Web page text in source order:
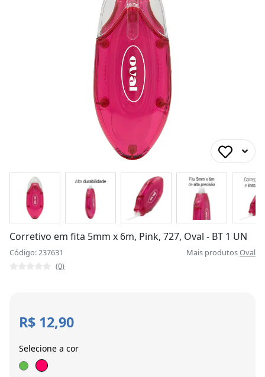
Corretivo em fita 5mm x 6m, Pink, 727, Oval - BT 1 UN
Código: 237631 Mais produtosOval
(0)
R$ 12,90
Selecione a cor